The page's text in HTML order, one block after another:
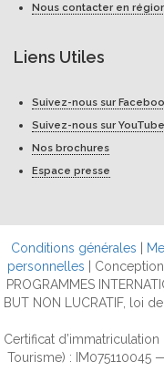
Nous contacter en
Liens Utiles
Suivez-nous sur
Suivez-nous sur YouTube
Nos brochures
Espace presse
Conditions générales
personnelles |
PROGRAMMES
BUT NON LUCRATIF, loi
Certificat
Tourisme) : IM075110045